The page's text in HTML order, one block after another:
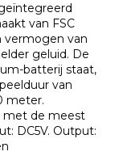
van FSC
vermogen van
geluid. De
batterij staat,
van
meter.
met de meest
DC5V. Output: